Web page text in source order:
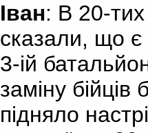
Іван: В 20-
сказали, що
3-ій
заміну
підняло